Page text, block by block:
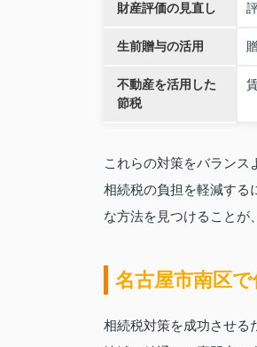
財産評価の見直し
生前贈与の活用
不動産を活用した
節税
これらの対策をバランス
相続税の負担を軽減する
な方法を見つけることが
名古屋市南区
相続税対策を成功させる